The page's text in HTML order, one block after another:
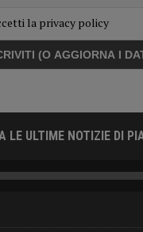
la privacy policy
LE ULTIME NOTIZIE DI